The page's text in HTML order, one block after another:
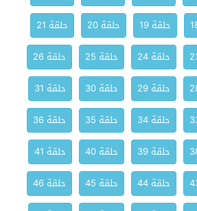
حلقة 19 حلقة 20
حلقة 21
حلقة 24 حلقة 25
حلقة 26
حلقة 29 حلقة 30
حلقة 31
حلقة 34 حلقة 35
حلقة 36
حلقة 39 حلقة 40
حلقة 41
حلقة 44 حلقة 45
حلقة 46